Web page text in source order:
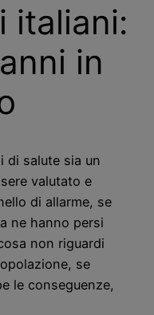
italiani:
in
di salute sia un
valutato e
di allarme, se
ne hanno persi
non riguardi
se
le conseguenze,